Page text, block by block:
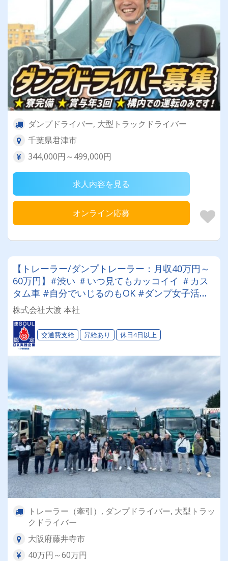
ダンプドライバー, 大型トラックドライバー
千葉県君津市
344,000円～499,000円
求人内容を見る
オンライン応募
【トレーラー/ダンプトレーラー：月収40万円～
60万円】#渋い ＃いつ見てもカッコイイ ＃カス
タム車 #自分でいじるのもOK #ダンプ女子活躍
中 #未経験OK #資格取得費用補助あり ＃車好き
の方に来てほしい
株式会社大渡 本社
交通費支給 昇給あり 休日4日以上
トレーラー（牽引）, ダンプドライバー, 大型トラッ
クドライバー
大阪府藤井寺市
40万円～60万円